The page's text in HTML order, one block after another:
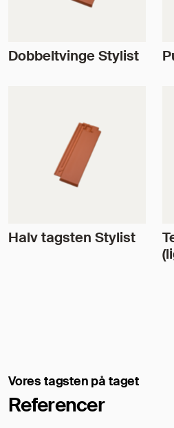
Dobbeltvinge Stylist
Halv tagsten Stylist
Vores tagsten på taget
Referencer